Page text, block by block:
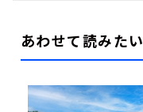
あわせて読みたい